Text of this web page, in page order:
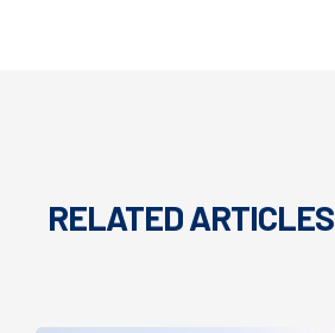
RELATED ARTICLES